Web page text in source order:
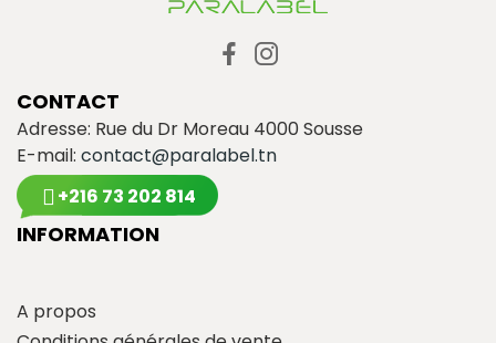
CONTACT
Adresse: Rue du Dr Moreau 4000 Sousse
E-mail: contact@paralabel.tn
+216 73 202 814
INFORMATION
A propos